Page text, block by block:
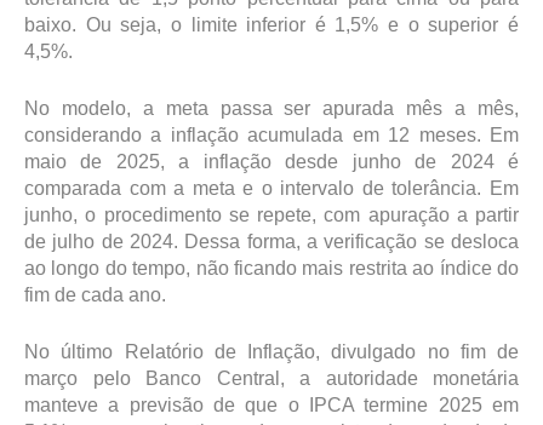
baixo. Ou seja, o limite inferior é 1,5% e o superior é
4,5%.
No modelo, a meta passa ser apurada mês a mês,
considerando a inflação acumulada em 12 meses. Em
maio de 2025, a inflação desde junho de 2024 é
comparada com a meta e o intervalo de tolerância. Em
junho, o procedimento se repete, com apuração a partir
de julho de 2024. Dessa forma, a verificação se desloca
ao longo do tempo, não ficando mais restrita ao índice do
fim de cada ano.
No último Relatório de Inflação, divulgado no fim de
março pelo Banco Central, a autoridade monetária
manteve a previsão de que o IPCA termine 2025 em